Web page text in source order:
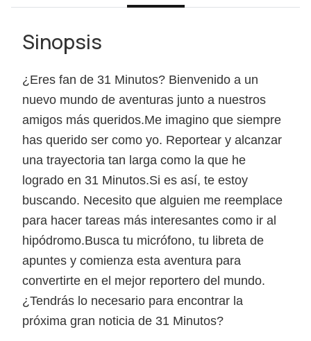
Sinopsis
¿Eres fan de 31 Minutos? Bienvenido a un
nuevo mundo de aventuras junto a nuestros
amigos más queridos.Me imagino que siempre
has querido ser como yo. Reportear y alcanzar
una trayectoria tan larga como la que he
logrado en 31 Minutos.Si es así, te estoy
buscando. Necesito que alguien me reemplace
para hacer tareas más interesantes como ir al
hipódromo.Busca tu micrófono, tu libreta de
apuntes y comienza esta aventura para
convertirte en el mejor reportero del mundo.
¿Tendrás lo necesario para encontrar la
próxima gran noticia de 31 Minutos?